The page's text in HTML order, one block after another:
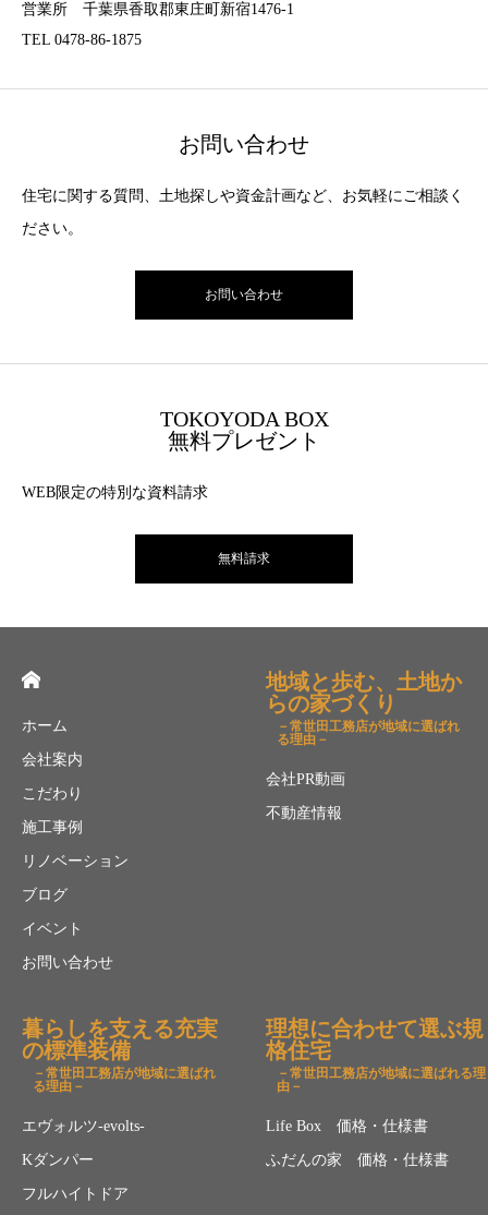
営業所 千葉県香取郡東庄町新宿1476-1
TEL 0478-86-1875
お問い合わせ
住宅に関する質問、土地探しや資金計画など、お気軽にご相談く
ださい。
お問い合わせ
TOKOYODA BOX
無料プレゼント
WEB限定の特別な資料請求
無料請求
ホーム
会社案内
こだわり
施工事例
リノベーション
ブログ
イベント
お問い合わせ
地域と歩む、土地か
らの家づくり
－常世田工務店が地域に選ばれ
る理由－
会社PR動画
不動産情報
暮らしを支える充実
の標準装備
－常世田工務店が地域に選ばれ
る理由－
エヴォルツ-evolts-
Kダンパー
フルハイトドア
理想に合わせて選ぶ規
格住宅
－常世田工務店が地域に選ばれる理
由－
Life Box 価格・仕様書
ふだんの家 価格・仕様書